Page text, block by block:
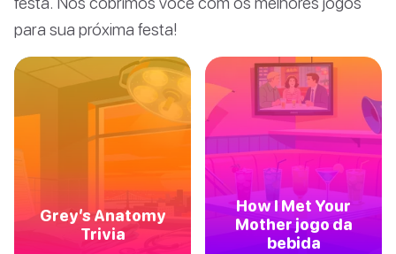
para sua próxima festa!
Grey’s Anatomy
Trivia
How I Met Your
Mother jogo da
bebida